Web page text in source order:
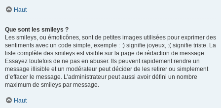
Haut
Que sont les smileys ?
Les smileys, ou émoticônes, sont de petites images utilisées pour exprimer des
sentiments avec un code simple, exemple : :) signifie joyeux, :( signifie triste. La
liste complète des smileys est visible sur la page de rédaction de message.
Essayez toutefois de ne pas en abuser. Ils peuvent rapidement rendre un
message illisible et un modérateur peut décider de les retirer ou simplement
d’effacer le message. L’administrateur peut aussi avoir défini un nombre
maximum de smileys par message.
Haut